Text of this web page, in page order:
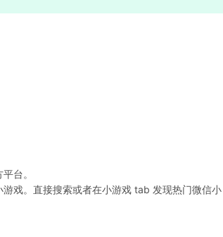
台。
戏。直接搜索或者在小游戏 tab 发现热门微信小